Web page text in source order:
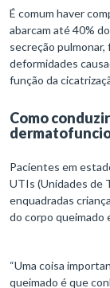
É comum haver
abarcam até 40%
secreção
deformidades
função da
Como
Pacientes em
UTIs (Unidades de
enquadradas
do corpo queimado
“Uma coisa
queimado é que